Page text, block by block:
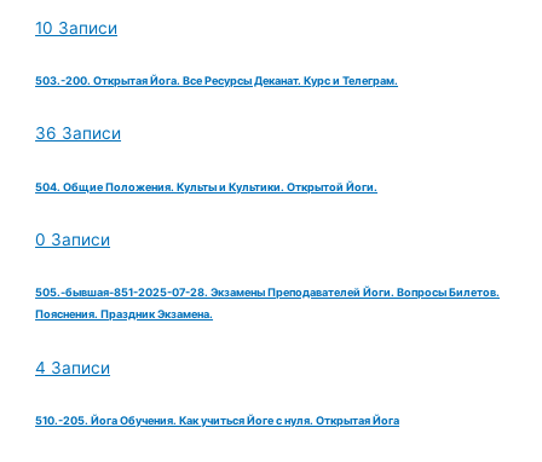
10 Записи
503.-200. Открытая Йога. Все Ресурсы Деканат. Курс и Телеграм.
36 Записи
504. Общие Положения. Культы и Культики. Открытой Йоги.
0 Записи
505.-бывшая-851-2025-07-28. Экзамены Преподавателей Йоги. Вопросы Билетов.
Пояснения. Праздник Экзамена.
4 Записи
510.-205. Йога Обучения. Как учиться Йоге с нуля. Открытая Йога